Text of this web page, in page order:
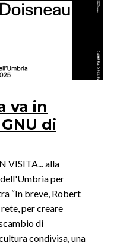
va in
di
VISITA... alla
per
“In breve, Robert
rete, per creare
di
condivisa, una